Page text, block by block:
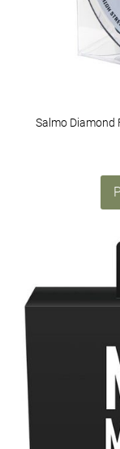
Salmo Diamond